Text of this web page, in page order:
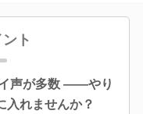
ト
イ声が多数 ――やり
入れませんか？